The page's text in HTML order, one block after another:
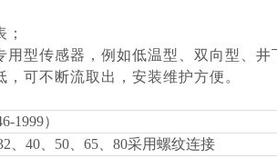
型传感器，例如低温型、双向型、井
可不断流取出，安装维护方便。
1999）
、40、50、65、80采用螺纹连接